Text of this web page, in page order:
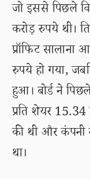
जो इससे पिछले
करोड़ रुपये थी।
प्रॉफिट
रुपये हो गया,
हुआ। बोर्ड ने
प्रति शेयर
की थी और कंपनी
था।